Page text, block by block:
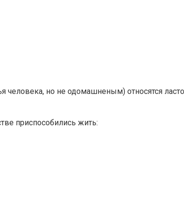
но не одомашненым) относятся
приспособились жить: